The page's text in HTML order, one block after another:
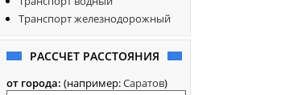
Транспорт железнодорожный
РАССЧЕТ РАССТОЯНИЯ
от города: (например:Саратов)